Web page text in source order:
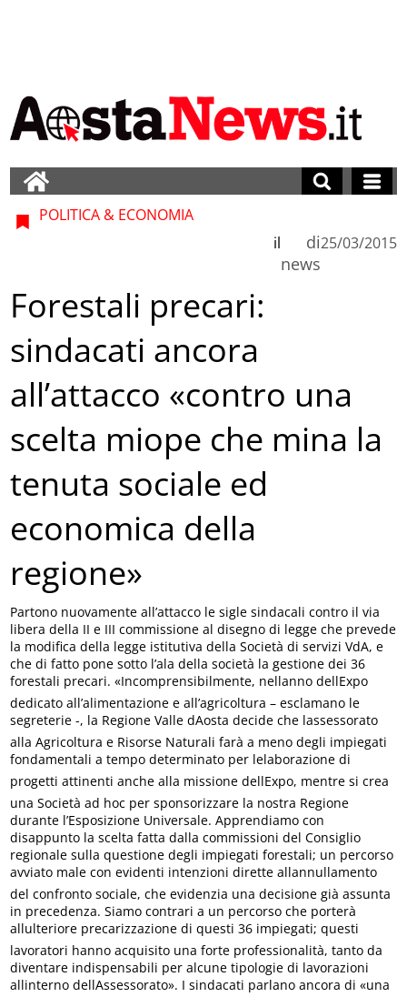
POLITICA & ECONOMIA
di
news
il 25/03/2015
Forestali precari:
sindacati ancora
all’attacco «contro una
scelta miope che mina la
tenuta sociale ed
economica della
regione»
Partono nuovamente all’attacco le sigle sindacali contro il via
libera della II e III commissione al disegno di legge che prevede
la modifica della legge istitutiva della Società di servizi VdA, e
che di fatto pone sotto l’ala della società la gestione dei 36
forestali precari. «Incomprensibilmente, nellanno dellExpo
dedicato all’alimentazione e all’agricoltura – esclamano le
segreterie -, la Regione Valle dAosta decide che lassessorato
alla Agricoltura e Risorse Naturali farà a meno degli impiegati
fondamentali a tempo determinato per lelaborazione di
progetti attinenti anche alla missione dellExpo, mentre si crea
una Società ad hoc per sponsorizzare la nostra Regione
durante l’Esposizione Universale. Apprendiamo con
disappunto la scelta fatta dalla commissioni del Consiglio
regionale sulla questione degli impiegati forestali; un percorso
avviato male con evidenti intenzioni dirette allannullamento
del confronto sociale, che evidenzia una decisione già assunta
in precedenza. Siamo contrari a un percorso che porterà
allulteriore precarizzazione di questi 36 impiegati; questi
lavoratori hanno acquisito una forte professionalità, tanto da
diventare indispensabili per alcune tipologie di lavorazioni
allinterno dellAssessorato». I sindacati parlano ancora di «una